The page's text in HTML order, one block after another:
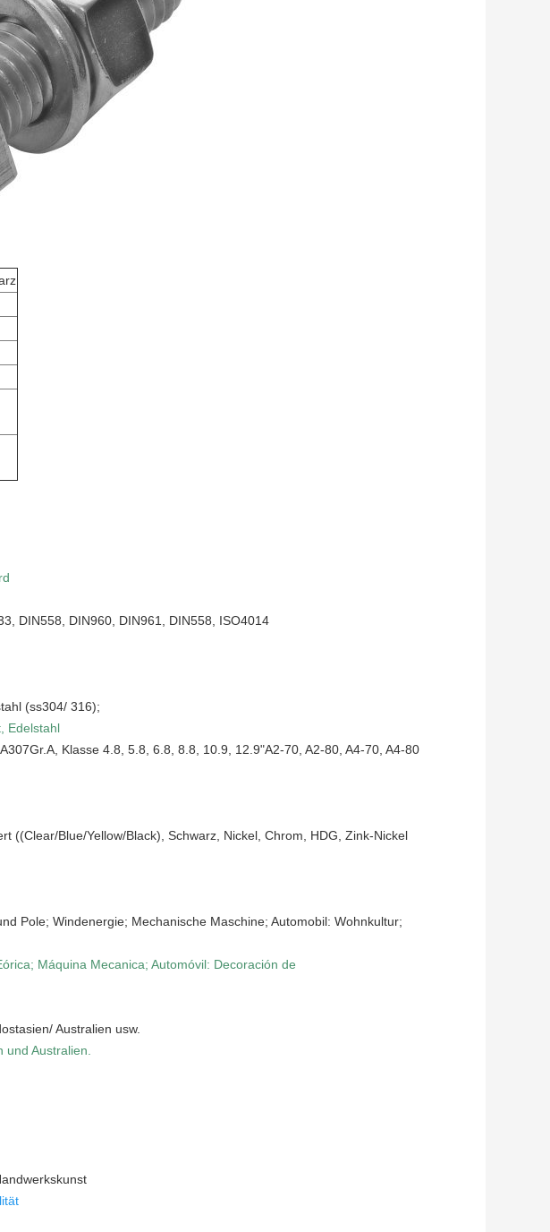
DIN558, DIN960, DIN961, DIN558, ISO4014
(ss304/ 316);
Edelstahl
Klasse 4.8, 5.8, 6.8, 8.8, 10.9, 12.9"A2-70, A2-80, A4-70, A4-80
((Clear/Blue/Yellow/Black), Schwarz, Nickel, Chrom, HDG, Zink-Nickel
Pole; Windenergie; Mechanische Maschine; Automobil: Wohnkultur;
Máquina Mecanica; Automóvil: Decoración de
Australien usw.
Australien.